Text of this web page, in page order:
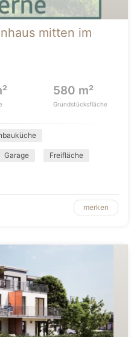
mitten im
580 m²
Grundstücksfläche
Garage Freifläche
merken